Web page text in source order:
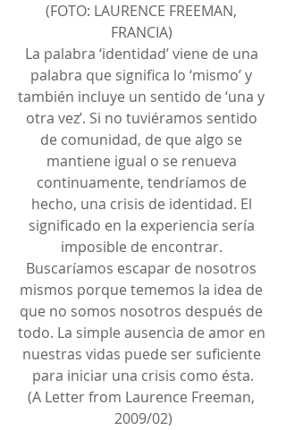
(FOTO: LAURENCE FREEMAN,
FRANCIA)
La palabra ‘identidad’ viene de una
palabra que significa lo ‘mismo’ y
también incluye un sentido de ‘una y
otra vez’. Si no tuviéramos sentido
de comunidad, de que algo se
mantiene igual o se renueva
continuamente, tendríamos de
hecho, una crisis de identidad. El
significado en la experiencia sería
imposible de encontrar.
Buscaríamos escapar de nosotros
mismos porque tememos la idea de
que no somos nosotros después de
todo. La simple ausencia de amor en
nuestras vidas puede ser suficiente
para iniciar una crisis como ésta.
(A Letter from Laurence Freeman,
2009/02)